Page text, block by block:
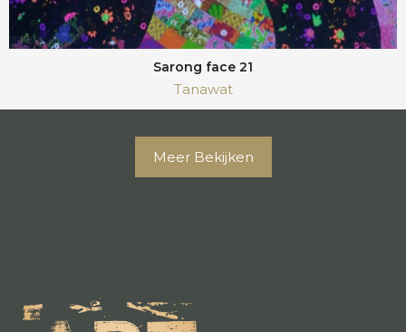
Sarong face 21
Tanawat
Meer Bekijken